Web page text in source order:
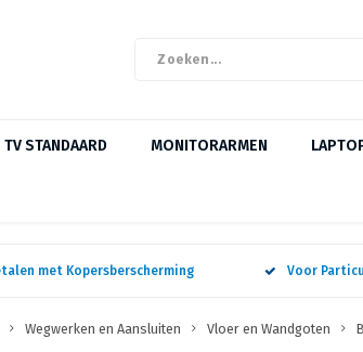
TV STANDAARD MONITORARMEN
met Kopersberscherming Voor
Wegwerken en Aansluiten Vloer en Wandgoten